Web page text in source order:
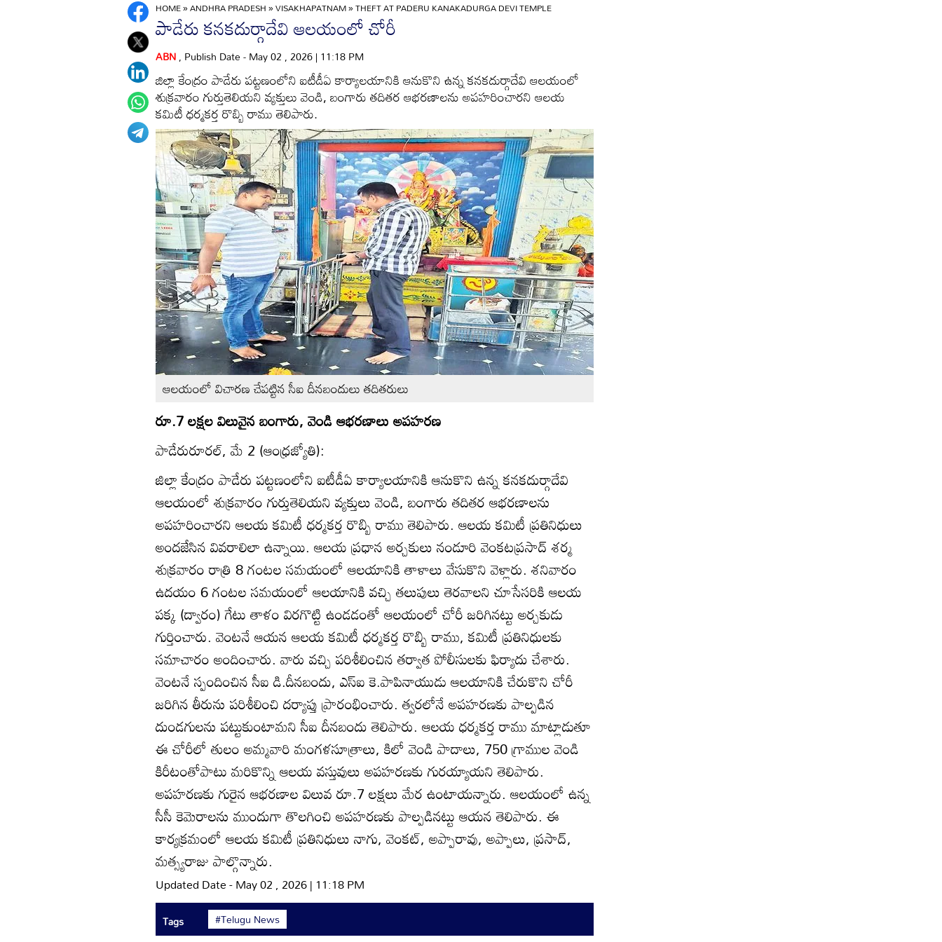
HOME»ANDHRA PRADESH»VISAKHAPATNAM»THEFT AT PADERU KANAKADURGA DEVI TEMPLE
పాడేరు కనకదుర్గాదేవి ఆలయంలో చోరీ
ABN, Publish Date - May 02 , 2026 | 11:18 PM
జిల్లా కేంద్రం పాడేరు పట్టణంలోని ఐటీడీఏ కార్యాలయానికి ఆనుకొని ఉన్న కనకదుర్గాదేవి ఆలయంలో
శుక్రవారం గుర్తుతెలియని వ్యక్తులు వెండి, బంగారు తదితర ఆభరణాలను అపహరించారని ఆలయ
కమిటీ ధర్మకర్త రొబ్బి రాము తెలిపారు.
ఆలయంలో విచారణ చేపట్టిన సీఐ దీనబందులు తదితరులు
రూ.7 లక్షల విలువైన బంగారు, వెండి ఆభరణాలు అపహరణ
పాడేరురూరల్‌, మే 2 (ఆంధ్రజ్యోతి):
జిల్లా కేంద్రం పాడేరు పట్టణంలోని ఐటీడీఏ కార్యాలయానికి ఆనుకొని ఉన్న కనకదుర్గాదేవి
ఆలయంలో శుక్రవారం గుర్తుతెలియని వ్యక్తులు వెండి, బంగారు తదితర ఆభరణాలను
అపహరించారని ఆలయ కమిటీ ధర్మకర్త రొబ్బి రాము తెలిపారు. ఆలయ కమిటీ ప్రతినిధులు
అందజేసిన వివరాలిలా ఉన్నాయి. ఆలయ ప్రధాన అర్చకులు నండూరి వెంకటప్రసాద్‌ శర్మ
శుక్రవారం రాత్రి 8 గంటల సమయంలో ఆలయానికి తాళాలు వేసుకొని వెళ్లారు. శనివారం
ఉదయం 6 గంటల సమయంలో ఆలయానికి వచ్చి తలుపులు తెరవాలని చూసేసరికి ఆలయ
పక్క (ద్వారం) గేటు తాళం విరగొట్టి ఉండడంతో ఆలయంలో చోరీ జరిగినట్టు అర్చకుడు
గుర్తించారు. వెంటనే ఆయన ఆలయ కమిటీ ధర్మకర్త రొబ్బి రాము, కమిటీ ప్రతినిధులకు
సమాచారం అందించారు. వారు వచ్చి పరిశీలించిన తర్వాత పోలీసులకు ఫిర్యాదు చేశారు.
వెంటనే స్పందించిన సీఐ డి.దీనబందు, ఎస్‌ఐ కె.పాపినాయుడు ఆలయానికి చేరుకొని చోరీ
జరిగిన తీరును పరిశీలించి దర్యాప్తు ప్రారంభించారు. త్వరలోనే అపహరణకు పాల్పడిన
దుండగులను పట్టుకుంటామని సీఐ దీనబందు తెలిపారు. ఆలయ ధర్మకర్త రాము మాట్లాడుతూ
ఈ చోరీలో తులం అమ్మవారి మంగళసూత్రాలు, కిలో వెండి పాదాలు, 750 గ్రాముల వెండి
కిరీటంతోపాటు మరికొన్ని ఆలయ వస్తువులు అపహరణకు గురయ్యాయని తెలిపారు.
అపహరణకు గురైన ఆభరణాల విలువ రూ.7 లక్షలు మేర ఉంటాయన్నారు. ఆలయంలో ఉన్న
సీసీ కెమెరాలను ముందుగా తొలగించి అపహరణకు పాల్పడినట్టు ఆయన తెలిపారు. ఈ
కార్యక్రమంలో ఆలయ కమిటీ ప్రతినిధులు నాగు, వెంకట్‌, అప్పారావు, అప్పాలు, ప్రసాద్‌,
మత్స్యరాజు పాల్గొన్నారు.
Updated Date - May 02 , 2026 | 11:18 PM
Tags #Telugu News